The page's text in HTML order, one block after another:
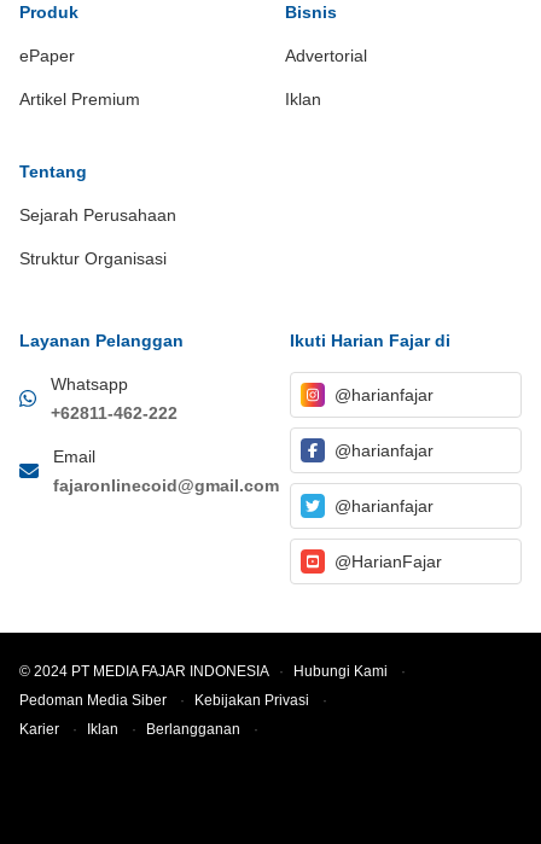
Produk
ePaper
Artikel Premium
Bisnis
Advertorial
Iklan
Tentang
Sejarah Perusahaan
Struktur Organisasi
Layanan Pelanggan
Whatsapp
+62811-462-222
Email
fajaronlinecoid@gmail.com
Ikuti Harian Fajar di
@harianfajar
@harianfajar
@harianfajar
@HarianFajar
© 2024 PT MEDIA FAJAR INDONESIA · Hubungi Kami
·
Pedoman Media Siber
· Kebijakan Privasi
·
Karier
· Iklan · Berlangganan ·